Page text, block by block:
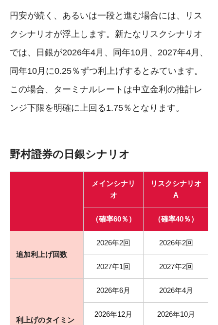
円安が続く、あるいは一段と進む場合には、リス
クシナリオが浮上します。新たなリスクシナリオ
では、日銀が2026年4月、同年10月、2027年4月、
同年10月に0.25％ずつ利上げするとみています。
この場合、ターミナルレートは中立金利の推計レ
ンジ下限を明確に上回る1.75％となります。
野村證券の日銀シナリオ
メインシナリ
オ
リスクシナリオ
A
（確率60％） （確率40％）
追加利上げ回数
2026年2回 2026年2回
2027年1回 2027年2回
利上げのタイミン
2026年6月 2026年4月
2026年12月 2026年10月